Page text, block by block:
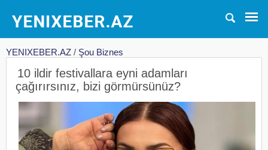
YENIXEBER.AZ / Şou Biznes
10 ildir festivallara eyni adamları
çağırırsınız, bizi görmürsünüz?